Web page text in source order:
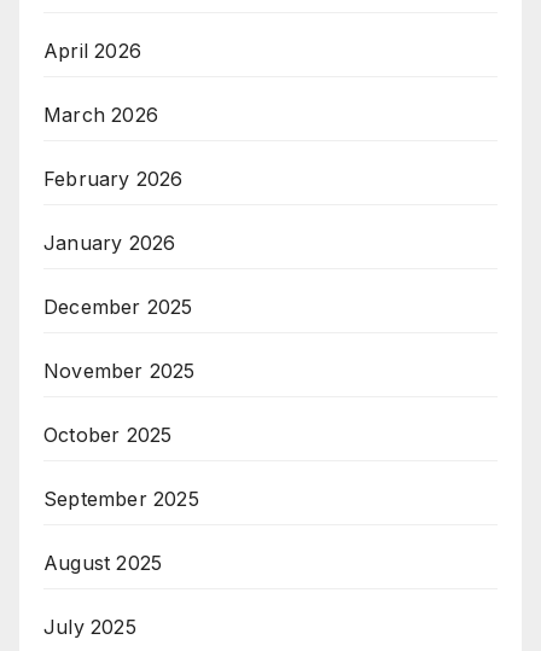
April 2026
March 2026
February 2026
January 2026
December 2025
November 2025
October 2025
September 2025
August 2025
July 2025